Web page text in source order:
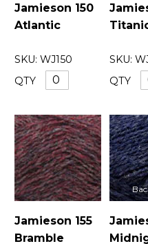
Jamieson 150
Atlantic
SKU: WJ150
QTY
SKU:
QTY
Jamieson 155
Bramble